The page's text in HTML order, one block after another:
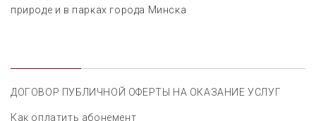
природе и в парках города Минска
ДОГОВОР ПУБЛИЧНОЙ ОФЕРТЫ НА ОКАЗАНИЕ УСЛУГ
Как оплатить абонемент